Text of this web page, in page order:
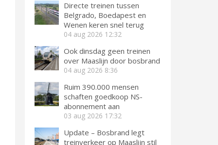
Directe treinen tussen
Belgrado, Boedapest en
Wenen keren snel terug
04 aug 2026 12:32
Ook dinsdag geen treinen
over Maaslijn door bosbrand
04 aug 2026 8:36
Ruim 390.000 mensen
schaften goedkoop NS-
abonnement aan
03 aug 2026 17:32
Update – Bosbrand legt
treinverkeer op Maaslijn stil